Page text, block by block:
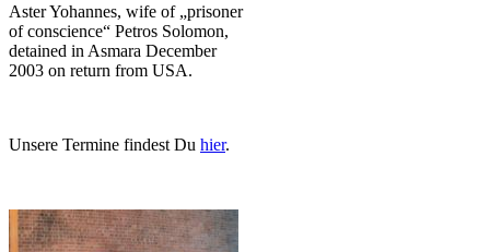
Aster Yohannes, wife of „prisoner
of conscience“ Petros Solomon,
detained in Asmara December
2003 on return from USA.
Unsere Termine findest Du hier.